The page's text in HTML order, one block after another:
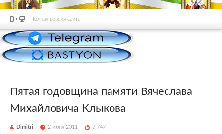
Полная версия сайта
Пятая годовщина памяти Вячеслава
Михайловича Клыкова
Dimitri 2 июня 2011 7 747